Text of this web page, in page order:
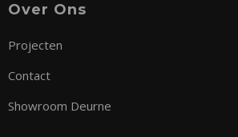
Over Ons
Projecten
Contact
Showroom Deurne